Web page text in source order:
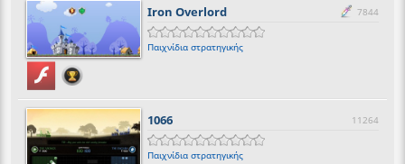
Iron Overlord 7844
Παιχνίδια στρατηγικής
1066 11264
Παιχνίδια στρατηγικής